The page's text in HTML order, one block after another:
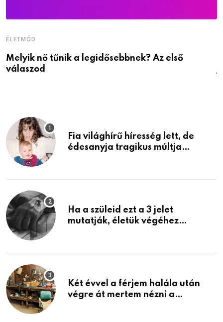
ÉLETMÓD
Melyik nő tűnik a legidősebbnek? Az első
válaszod
Fia világhírű híresség lett, de
édesanyja tragikus múltja
Ha a szüleid ezt a 3 jelet
mutatják, életük végéhez
Két évvel a férjem halála után
végre át mertem nézni a